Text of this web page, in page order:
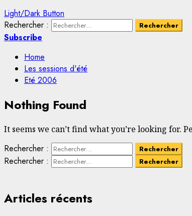
Light/Dark Button
Rechercher :
Subscribe
Home
Les sessions d'été
Eté 2006
Nothing Found
It seems we can’t find what you’re looking for.
Rechercher :
Rechercher :
Articles récents